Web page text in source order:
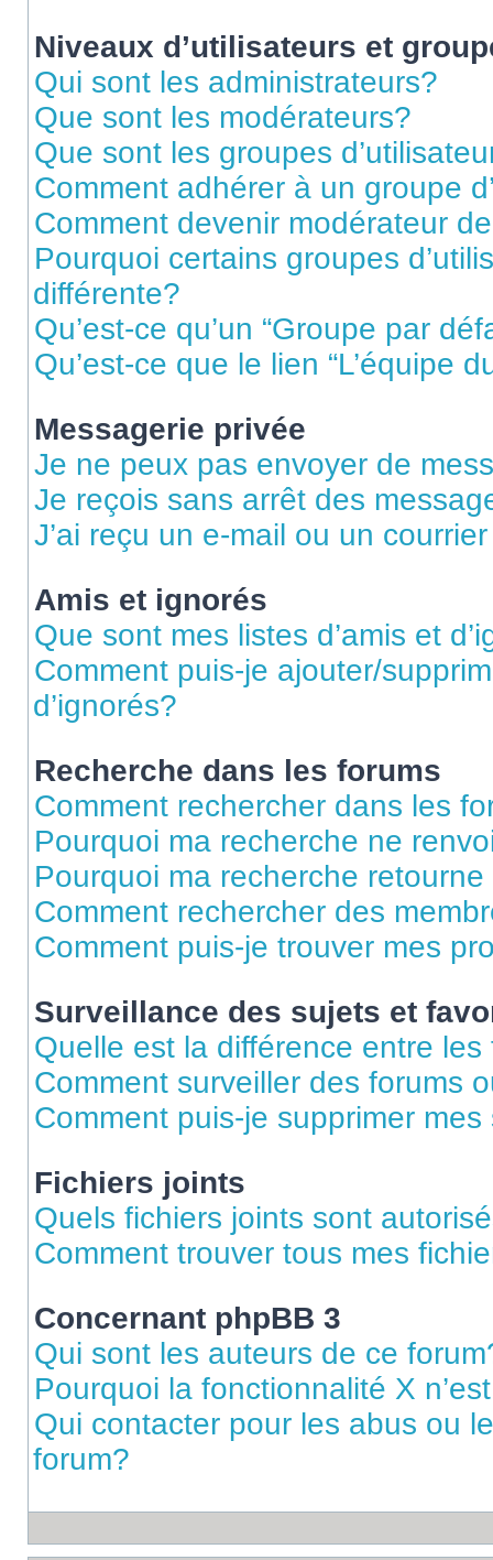
Niveaux d’utilisateurs et
Qui sont les administrateurs?
Que sont les modérateurs?
Que sont les groupes
Comment adhérer à un groupe
Comment devenir modérateur
Pourquoi certains groupes
différente?
Qu’est-ce qu’un “Groupe par
Qu’est-ce que le lien “L’équipe
Messagerie privée
Je ne peux pas envoyer de
Je reçois sans arrêt des
J’ai reçu un e-mail ou un
Amis et ignorés
Que sont mes listes d’amis et
Comment puis-je ajouter/
d’ignorés?
Recherche dans les forums
Comment rechercher dans les
Pourquoi ma recherche ne
Pourquoi ma recherche
Comment rechercher des
Comment puis-je trouver mes
Surveillance des sujets et
Quelle est la différence entre
Comment surveiller des forums
Comment puis-je supprimer
Fichiers joints
Quels fichiers joints sont
Comment trouver tous mes
Concernant phpBB 3
Qui sont les auteurs de ce
Pourquoi la fonctionnalité X
Qui contacter pour les abus ou
forum?